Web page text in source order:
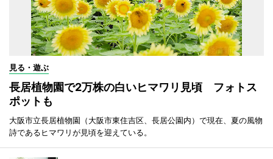
見る・遊ぶ
長居植物園で2万株の白いヒマワリ見頃 フォトス
ポットも
大阪市立長居植物園（大阪市東住吉区、長居公園内）で現在、夏の風物
詩であるヒマワリが見頃を迎えている。